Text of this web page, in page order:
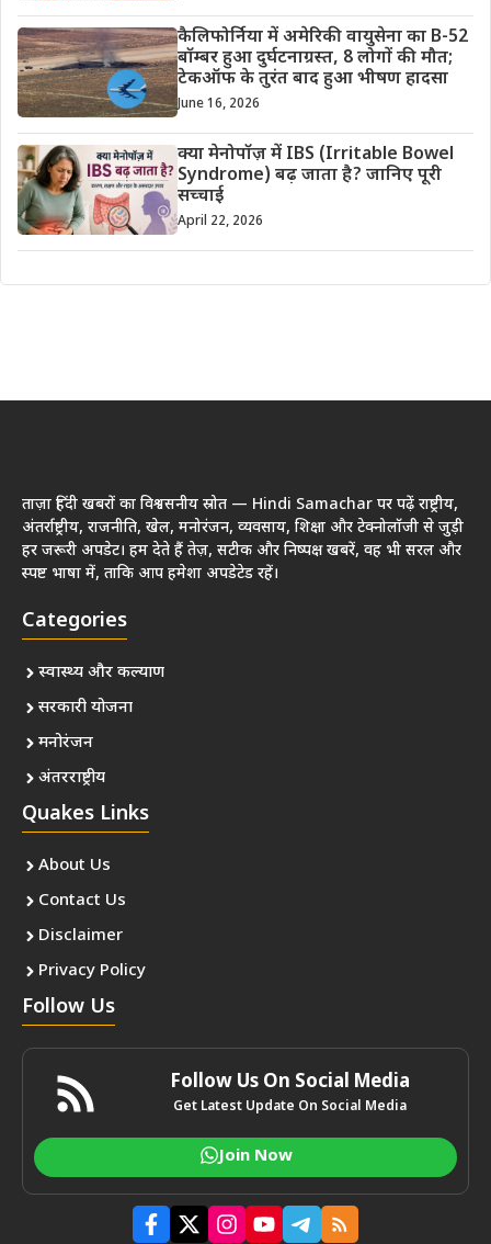
कैलिफोर्निया में अमेरिकी वायुसेना का B-52
बॉम्बर हुआ दुर्घटनाग्रस्त, 8 लोगों की मौत;
टेकऑफ के तुरंत बाद हुआ भीषण हादसा
June 16, 2026
क्या मेनोपॉज़ में IBS (Irritable Bowel
Syndrome) बढ़ जाता है? जानिए पूरी
सच्चाई
April 22, 2026
ताज़ा हिंदी खबरों का विश्वसनीय स्रोत — Hindi Samachar पर पढ़ें राष्ट्रीय,
अंतर्राष्ट्रीय, राजनीति, खेल, मनोरंजन, व्यवसाय, शिक्षा और टेक्नोलॉजी से जुड़ी
हर जरूरी अपडेट। हम देते हैं तेज़, सटीक और निष्पक्ष खबरें, वह भी सरल और
स्पष्ट भाषा में, ताकि आप हमेशा अपडेटेड रहें।
Categories
स्वास्थ्य और कल्याण
सरकारी योजना
मनोरंजन
अंतरराष्ट्रीय
Quakes Links
About Us
Contact Us
Disclaimer
Privacy Policy
Follow Us
Follow Us On Social Media
Get Latest Update On Social Media
Join Now